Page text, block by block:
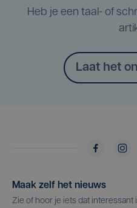
Heb je een taal- of
Laat het
Maak zelf het nieuws
Zie of hoor je iets dat